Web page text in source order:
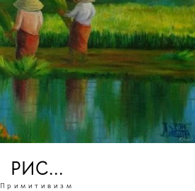
РИС...
Примитивизм